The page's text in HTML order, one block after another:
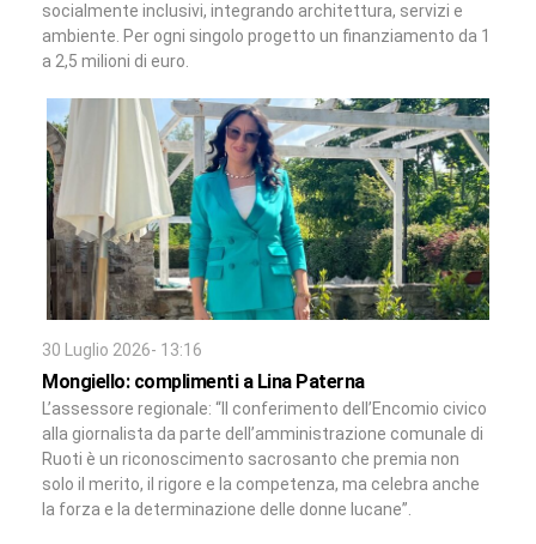
socialmente inclusivi, integrando architettura, servizi e
ambiente. Per ogni singolo progetto un finanziamento da 1
a 2,5 milioni di euro.
30 Luglio 2026- 13:16
Mongiello: complimenti a Lina Paterna
L’assessore regionale: “Il conferimento dell’Encomio civico
alla giornalista da parte dell’amministrazione comunale di
Ruoti è un riconoscimento sacrosanto che premia non
solo il merito, il rigore e la competenza, ma celebra anche
la forza e la determinazione delle donne lucane”.